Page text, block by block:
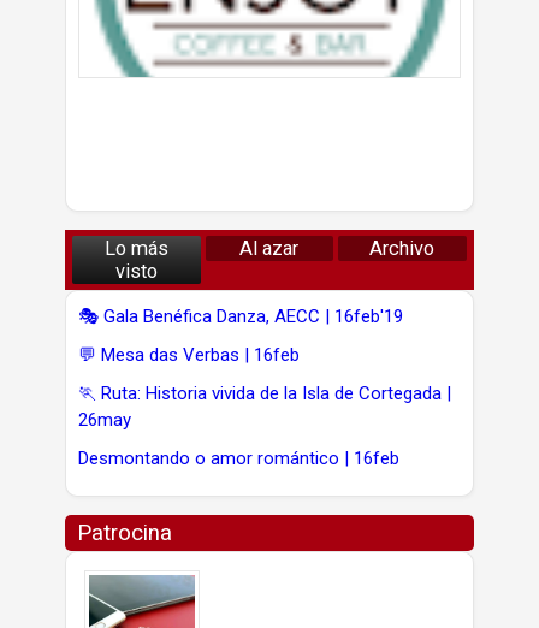
Lo más
visto
Al azar Archivo
🎭 Gala Benéfica Danza, AECC | 16feb'19
💬 Mesa das Verbas | 16feb
🏃 Ruta: Historia vivida de la Isla de Cortegada |
26may
Desmontando o amor romántico | 16feb
Patrocina